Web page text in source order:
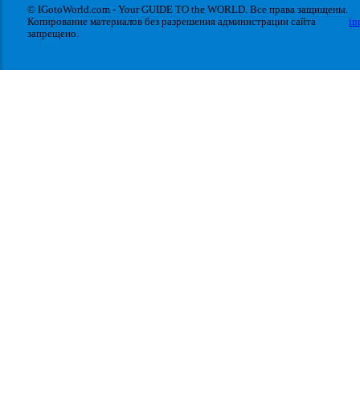
© IGotoWorld.com - Your GUIDE TO the WORLD. Все права защищены.
Копирование материалов без разрешения администрации сайта
запрещено.